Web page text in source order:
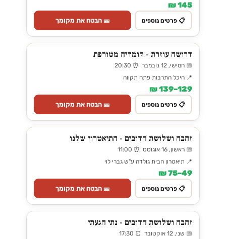
145 ₪
📋 פרטים נוספים 🎫 הבטח את מקומך
דרושה עוזרת - קומדיה מטורפת
📅 חמישי, 12 נובמבר ⏰ 20:30
📍 היכל התרבות פתח תקווה
129–139 ₪
📋 פרטים נוספים 🎫 הבטח את מקומך
זהבה ושלושת הדובים - התיאטרון שלנו
📅 ראשון, 16 אוגוסט ⏰ 11:00
📍 תיאטרון הבית גולדה ע"ש גברי לוי
49–75 ₪
📋 פרטים נוספים 🎫 הבטח את מקומך
זהבה ושלושת הדובים - נתי הגעתי
📅 שני, 12 אוקטובר ⏰ 17:30